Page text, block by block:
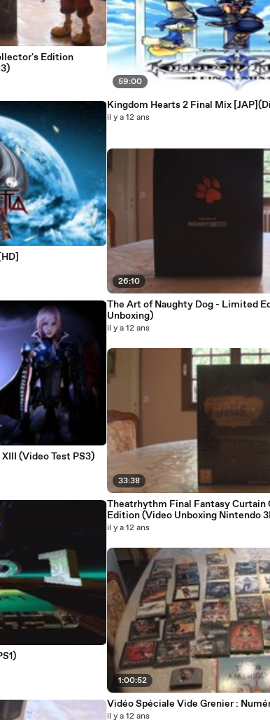
Edition
(Video Test PS3)
59:00
Kingdom Hearts 2 Final Mix
il y a 12 ans
26:10
The Art of Naughty Dog - Limited
Unboxing)
il y a 12 ans
33:38
Theatrhythm Final Fantasy Curtain
Edition (Video Unboxing Nintendo
il y a 12 ans
1:00:52
Vidéo Spéciale Vide Grenier :
il y a 12 ans